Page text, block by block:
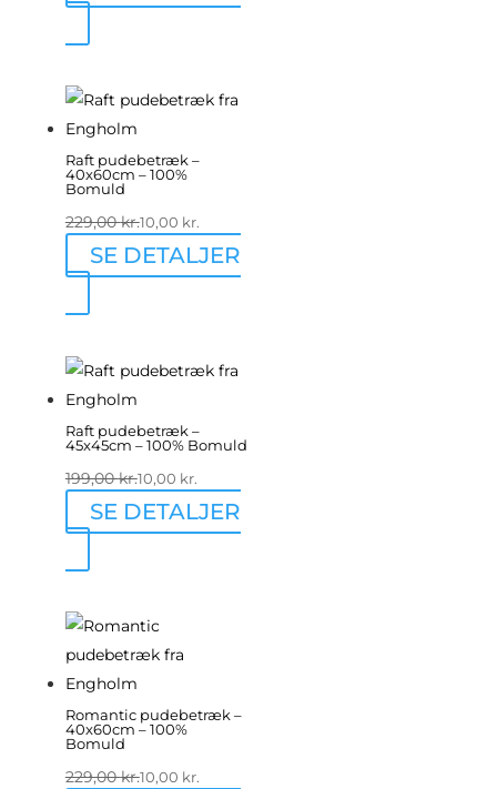
Raft pudebetræk –
40x60cm – 100%
Bomuld
229,00kr.10,00 kr.
SE DETALJER
Raft pudebetræk –
45x45cm – 100% Bomuld
199,00kr.10,00 kr.
SE DETALJER
Romantic pudebetræk –
40x60cm – 100%
Bomuld
229,00kr.10,00 kr.